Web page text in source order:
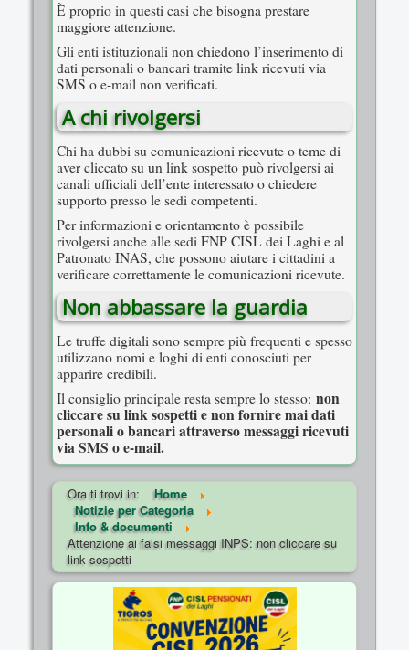
È proprio in questi casi che bisogna prestare
maggiore attenzione.
Gli enti istituzionali non chiedono l’inserimento di
dati personali o bancari tramite link ricevuti via
SMS o e-mail non verificati.
A chi rivolgersi
Chi ha dubbi su comunicazioni ricevute o teme di
aver cliccato su un link sospetto può rivolgersi ai
canali ufficiali dell’ente interessato o chiedere
supporto presso le sedi competenti.
Per informazioni e orientamento è possibile
rivolgersi anche alle sedi FNP CISL dei Laghi e al
Patronato INAS, che possono aiutare i cittadini a
verificare correttamente le comunicazioni ricevute.
Non abbassare la guardia
Le truffe digitali sono sempre più frequenti e spesso
utilizzano nomi e loghi di enti conosciuti per
apparire credibili.
Il consiglio principale resta sempre lo stesso: non
cliccare su link sospetti e non fornire mai dati
personali o bancari attraverso messaggi ricevuti
via SMS o e-mail.
Ora ti trovi in:
Home
Notizie per Categoria
Info & documenti
Attenzione ai falsi messaggi INPS: non cliccare su
link sospetti